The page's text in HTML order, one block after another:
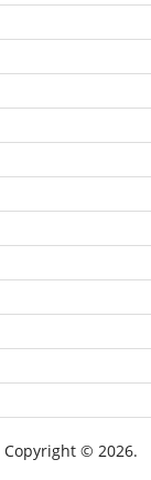
Copyright © 2026.